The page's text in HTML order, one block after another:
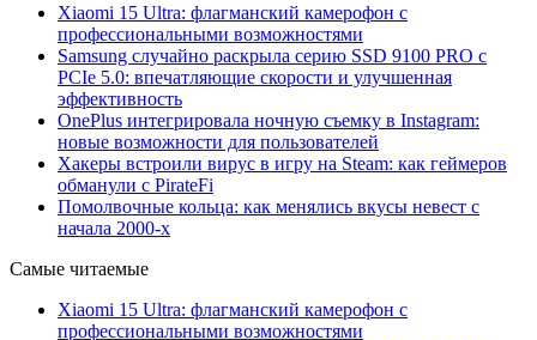
Xiaomi 15 Ultra: флагманский камерофон с
профессиональными возможностями
Samsung случайно раскрыла серию SSD 9100 PRO с
PCIe 5.0: впечатляющие скорости и улучшенная
эффективность
OnePlus интегрировала ночную съемку в Instagram:
новые возможности для пользователей
Хакеры встроили вирус в игру на Steam: как геймеров
обманули с PirateFi
Помолвочные кольца: как менялись вкусы невест с
начала 2000-х
Самые читаемые
Xiaomi 15 Ultra: флагманский камерофон с
профессиональными возможностями